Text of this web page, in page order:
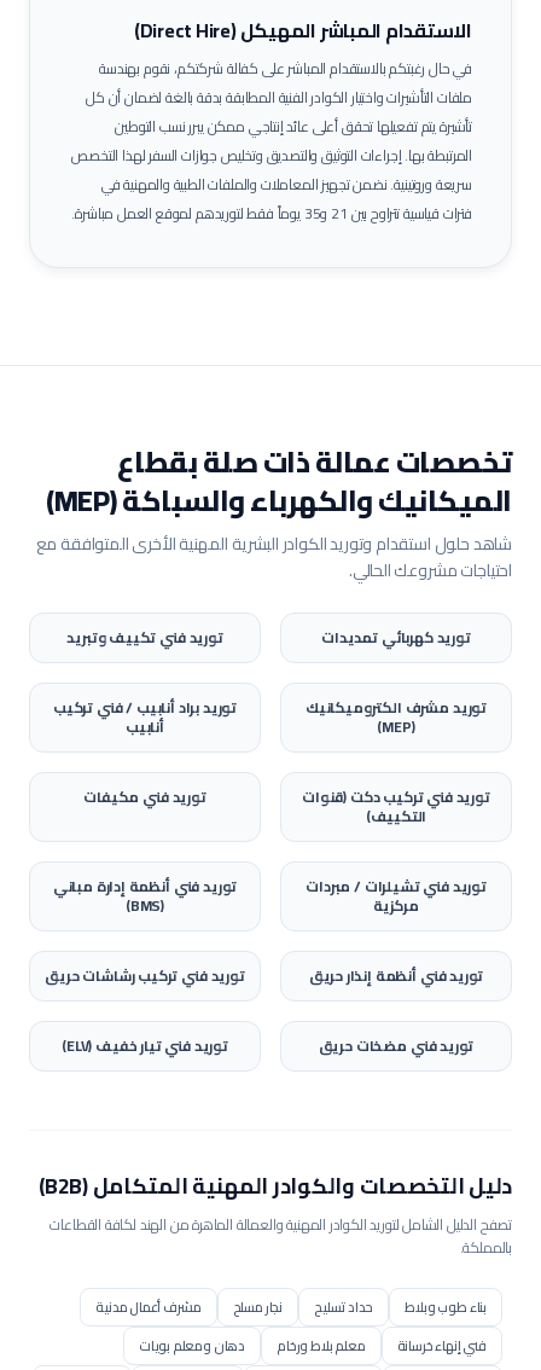
الاستقدام المباشر المهيكل (Direct Hire)
في حال رغبتكم بالاستقدام المباشر على كفالة شركتكم، نقوم بهندسة
ملفات التأشيرات واختيار الكوادر الفنية المطابقة بدقة بالغة لضمان أن كل
تأشيرة يتم تفعيلها تحقق أعلى عائد إنتاجي ممكن يبرر نسب التوطين
المرتبطة بها.إجراءات التوثيق والتصديق وتخليص جوازات السفر لهذا التخصص
سريعة وروتينية. نضمن تجهيز المعاملات والملفات الطبية والمهنية في
فترات قياسية تتراوح بين 21 و35 يوماً فقط لتوريدهم لموقع العمل مباشرة.
تخصصات عمالة ذات صلة بقطاع
الميكانيك والكهرباء والسباكة (MEP)
شاهد حلول استقدام وتوريد الكوادر البشرية المهنية الأخرى المتوافقة مع
احتياجات مشروعك الحالي.
توريدكهربائي تمديدات توريدفني تكييف وتبريد
توريدمشرف الكتروميكانيك
(MEP)
توريدبراد أنابيب / فني تركيب
أنابيب
توريدفني تركيب دكت (قنوات
التكييف)
توريدفني مكيفات
توريدفني تشيلرات / مبردات
مركزية
توريدفني أنظمة إدارة مباني
(BMS)
توريدفني أنظمة إنذار حريق توريدفني تركيب رشاشات حريق
توريدفني مضخات حريق توريدفني تيار خفيف (ELV)
دليل التخصصات والكوادر المهنية المتكامل (B2B)
تصفح الدليل الشامل لتوريد الكوادر المهنية والعمالة الماهرة من الهند لكافة القطاعات
بالمملكة.
بناء طوب وبلاط حداد تسليح نجار مسلح
مشرف أعمال مدنية
فني إنهاء خرسانة
معلم بلاط ورخام
دهان ومعلم بويات